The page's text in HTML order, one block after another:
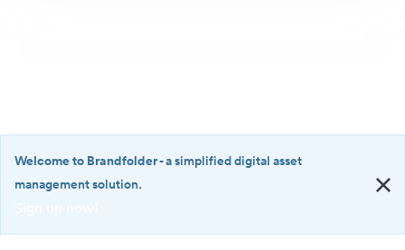
·
Welcome to Brandfolder- a simplified digital asset
management solution.